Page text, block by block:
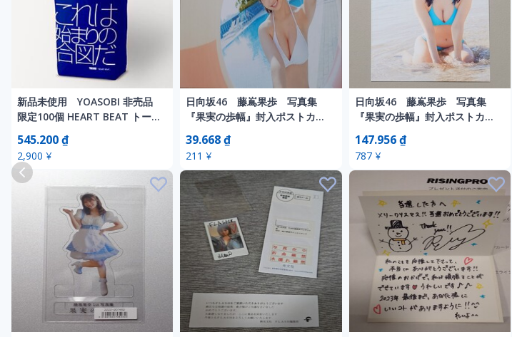
新品未使用 YOASOBI 非売品
限定100個 HEART BEAT トート
バッグ コラボ
545.200 ₫
2,900 ¥
日向坂46 藤嶌果歩 写真集
『果実の歩幅』封入ポストカー
ド(プールで…)
39.668 ₫
211 ¥
日向坂46 藤嶌果歩 写真集
『果実の歩幅』封入ポストカー
147.956 ₫
787 ¥